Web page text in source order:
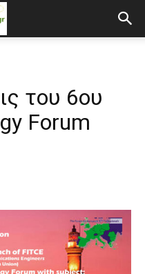
του 6ου
Forum